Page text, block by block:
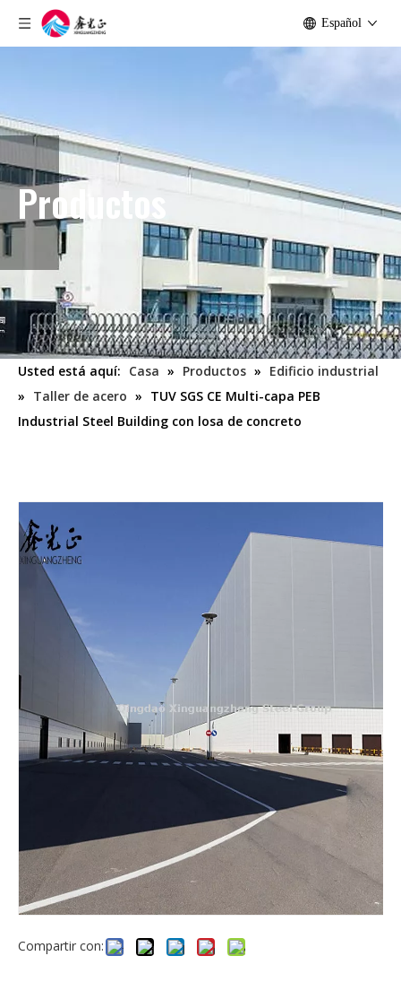
Español
Productos
Usted está aquí: Casa » Productos » Edificio industrial
» Taller de acero » TUV SGS CE Multi-capa PEB
Industrial Steel Building con losa de concreto
Compartir con: